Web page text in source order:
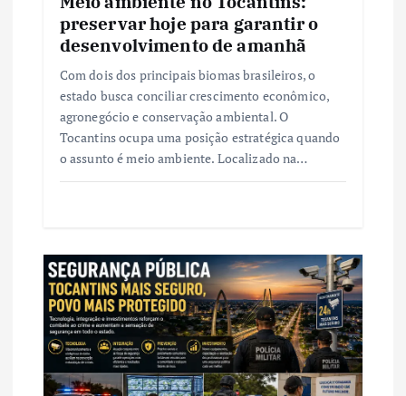
preservar hoje para garantir o
desenvolvimento de amanhã
Com dois dos principais biomas brasileiros, o
estado busca conciliar crescimento econômico,
agronegócio e conservação ambiental. O
Tocantins ocupa uma posição estratégica quando
o assunto é meio ambiente. Localizado na…